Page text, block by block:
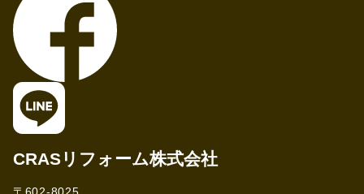
CRASリフォーム株式会社
〒602-8025